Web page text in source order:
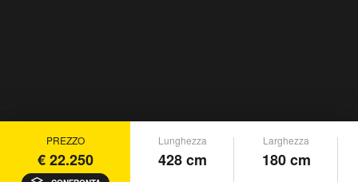
PREZZO
€ 22.250
Lunghezza
428 cm
Larghezza
180 cm